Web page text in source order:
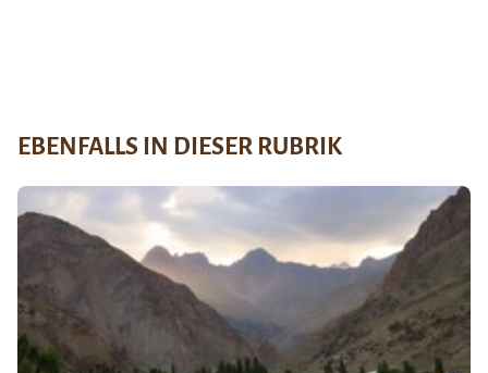
EBENFALLS IN DIESER RUBRIK